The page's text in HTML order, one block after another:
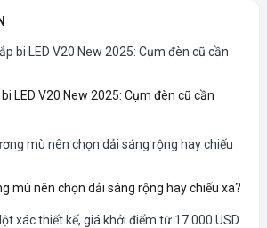
LED V20 New 2025: Cụm đèn cũ cần
mù nên chọn dải sáng rộng hay chiếu xa?